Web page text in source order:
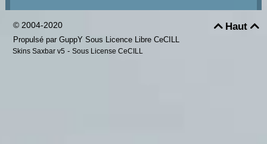
Haut
© 2004-2020
Propulsé par GuppY Sous Licence Libre CeCILL
Skins Saxbar v5 - Sous License CeCILL